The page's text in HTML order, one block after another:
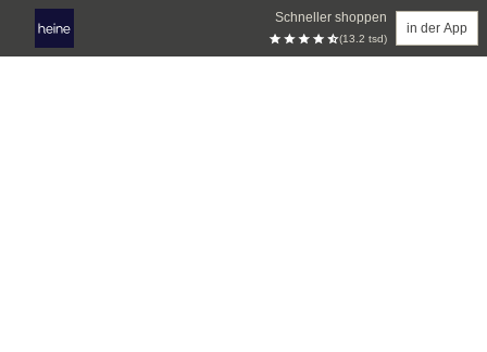
Schneller shoppen
(13.2 tsd)
in der App